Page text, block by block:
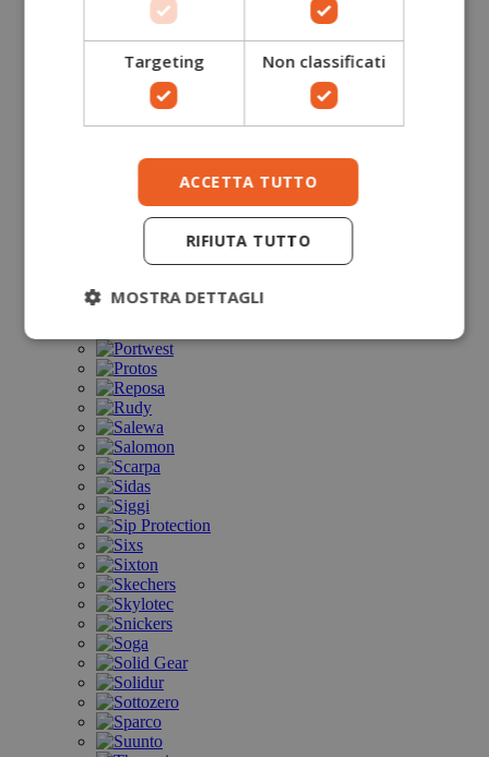
Targeting Non classificati
ACCETTA TUTTO
RIFIUTA TUTTO
MOSTRA DETTAGLI